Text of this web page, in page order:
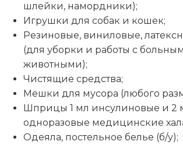
шлейки, намордники);
Игрушки для собак и кошек;
Резиновые, виниловые,
(для уборки и работы с
животными);
Чистящие средства;
Мешки для мусора (любого
Шприцы 1 мл инсулиновые и 2
одноразовые медицинские
Одеяла, постельное белье (б/у);